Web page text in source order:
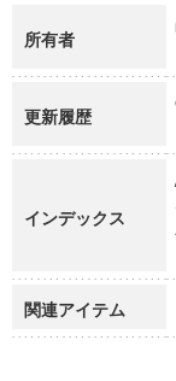
所有者
更新履歴
インデックス
関連アイテム